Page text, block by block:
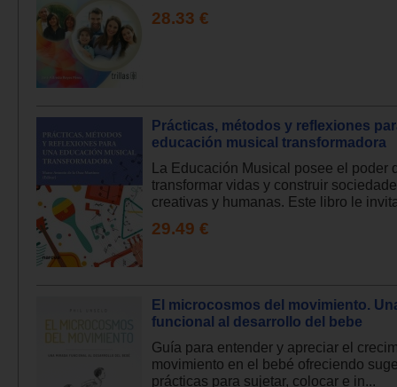
28.33 €
Prácticas, métodos y reflexiones
educación musical transformadora
La Educación Musical posee el poder
transformar vidas y construir
creativas y humanas. Este libro le
29.49 €
El microcosmos del movimiento.
funcional al desarrollo del bebe
Guía para entender y apreciar el
movimiento en el bebé ofreciendo
prácticas para sujetar, colocar e in...